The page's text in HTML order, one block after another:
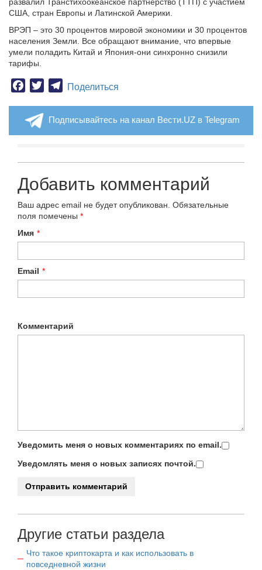
США, стран Европы и Латинской Америки.
ВРЭП – это 30 процентов мировой экономики и 30 процентов
населения Земли. Все обращают внимание, что впервые
умели поладить Китай и Япония-они синхронно снизили
тарифы.
Facebook
TwitterTelegram
Поделиться
Подписывайтесь на канал Вести.UZ в Telegram
Добавить комментарий
Ваш адрес email не будет опубликован. Обязательные
поля помечены *
Имя *
Email *
Комментарий
Уведомить меня о новых комментариях по email.
Уведомлять меня о новых записях почтой.
Другие статьи раздела
Что такое криптокарта и как использовать в
повседневной жизни